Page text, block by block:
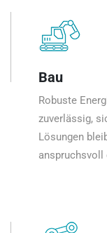
Bau
Robuste
zuverlässig,
Lösungen
anspruchsvoll